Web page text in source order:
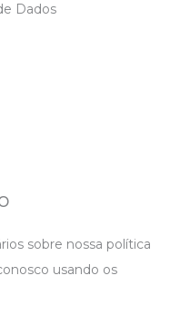
Dados
sobre nossa política
usando os